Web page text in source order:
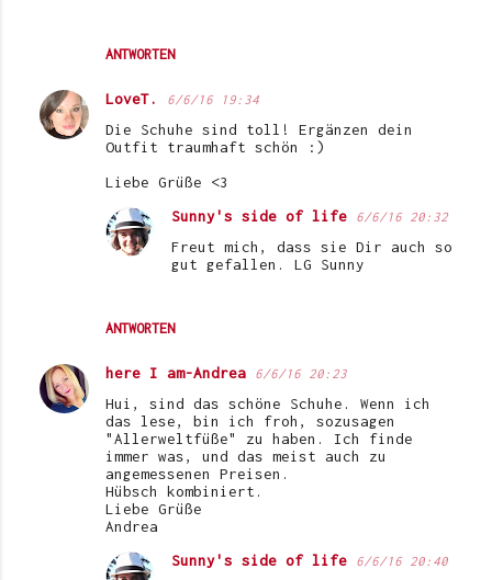
ANTWORTEN
LoveT. 6/6/16 19:34
Die Schuhe sind toll! Ergänzen dein
Outfit traumhaft schön :)
Liebe Grüße <3
ANTWORTEN
Sunny's side of life 6/6/16 20:32
Freut mich, dass sie Dir auch so
gut gefallen. LG Sunny
here I am-Andrea 6/6/16 20:23
Hui, sind das schöne Schuhe. Wenn ich
das lese, bin ich froh, sozusagen
"Allerweltfüße" zu haben. Ich finde
immer was, und das meist auch zu
angemessenen Preisen.
Hübsch kombiniert.
Liebe Grüße
Andrea
Sunny's side of life 6/6/16 20:40